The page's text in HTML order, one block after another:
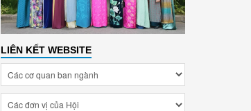
LIÊN KẾT WEBSITE